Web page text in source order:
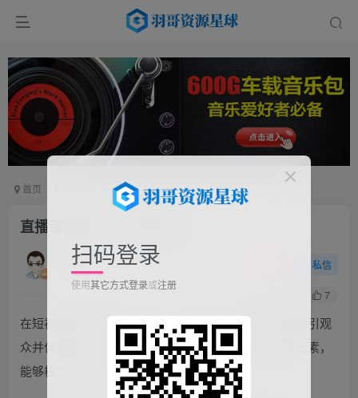
首页 电脑软件 正文
直播音效助手软件免费版
羽哥
11个月前更新
私信
7
在短视频和直播领域，打造一个充满活力的直播间是吸引观
众并保持他们注意力的关键。音效作为直播中的重要元素，
能够极大地提升观众的观看体验。
扫码登录
使用其它方式登录或注册